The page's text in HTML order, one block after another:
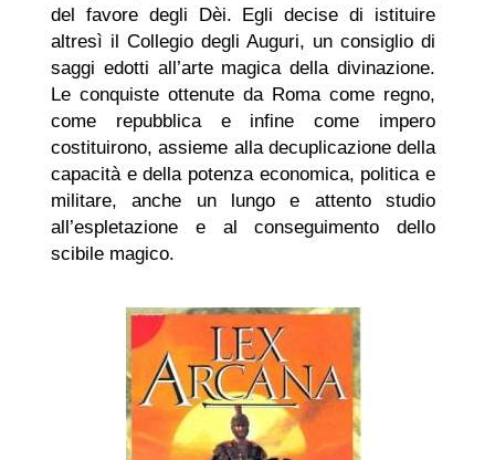
del favore degli Dèi. Egli decise di istituire
altresì il Collegio degli Auguri, un consiglio di
saggi edotti all’arte magica della divinazione.
Le conquiste ottenute da Roma come regno,
come repubblica e infine come impero
costituirono, assieme alla decuplicazione della
capacità e della potenza economica, politica e
militare, anche un lungo e attento studio
all’espletazione e al conseguimento dello
scibile magico.